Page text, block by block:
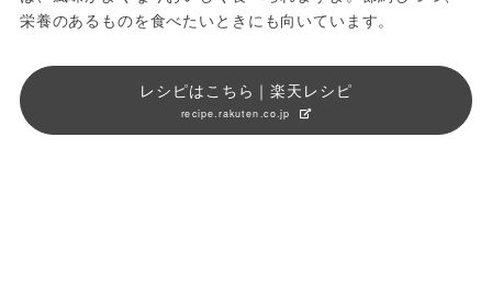
栄養のあるものを食べたいときにも向いています。
レシピはこちら｜楽天レシピ
recipe.rakuten.co.jp